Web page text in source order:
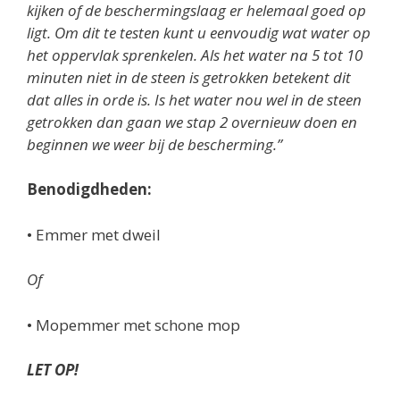
kijken of de beschermingslaag er helemaal goed op
ligt. Om dit te testen kunt u eenvoudig wat water op
het oppervlak sprenkelen. Als het water na 5 tot 10
minuten niet in de steen is getrokken betekent dit
dat alles in orde is. Is het water nou wel in de steen
getrokken dan gaan we stap 2 overnieuw doen en
beginnen we weer bij de bescherming.”
Benodigdheden:
• Emmer met dweil
Of
• Mopemmer met schone mop
LET OP!